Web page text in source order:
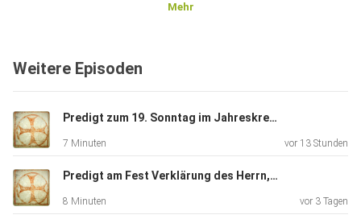
Mehr
Weitere Episoden
Predigt zum 19. Sonntag im Jahreskreis, 9.08.2026
7 Minuten vor 13 Stunden
Predigt am Fest Verklärung des Herrn, 6.08.2024 (Archiv)
8 Minuten vor 3 Tagen